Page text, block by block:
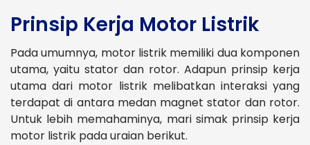
Prinsip Kerja Motor Listrik
Pada umumnya, motor listrik memiliki dua komponen
utama, yaitu stator dan rotor. Adapun prinsip kerja
utama dari motor listrik melibatkan interaksi yang
terdapat di antara medan magnet stator dan rotor.
Untuk lebih memahaminya, mari simak prinsip kerja
motor listrik pada uraian berikut.